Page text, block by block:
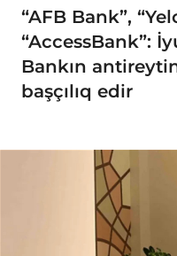
“AFB Bank”,
“AccessBank”:
Bankın
başçılıq edir